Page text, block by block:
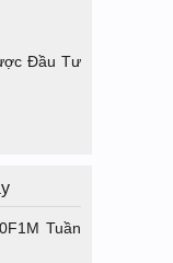
Đầu Tư
Tuần